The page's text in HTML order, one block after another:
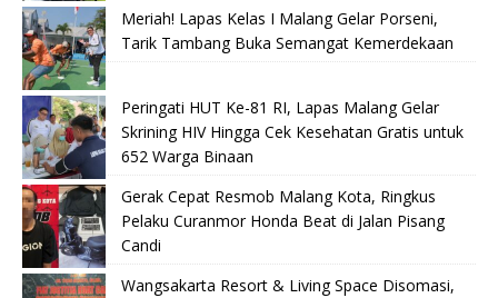
Meriah! Lapas Kelas I Malang Gelar Porseni,
Tarik Tambang Buka Semangat Kemerdekaan
Peringati HUT Ke-81 RI, Lapas Malang Gelar
Skrining HIV Hingga Cek Kesehatan Gratis untuk
652 Warga Binaan
Gerak Cepat Resmob Malang Kota, Ringkus
Pelaku Curanmor Honda Beat di Jalan Pisang
Candi
Wangsakarta Resort & Living Space Disomasi,